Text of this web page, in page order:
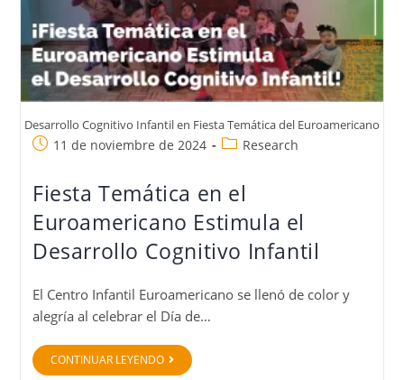
Desarrollo Cognitivo Infantil en Fiesta Temática del Euroamericano
11 de noviembre de 2024 Research
Fiesta Temática en el
Euroamericano Estimula el
Desarrollo Cognitivo Infantil
El Centro Infantil Euroamericano se llenó de color y
alegría al celebrar el Día de…
CONTINUAR LEYENDO